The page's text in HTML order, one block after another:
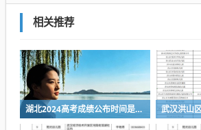
相关推荐
湖北2024高考成绩公布时间是什么时候